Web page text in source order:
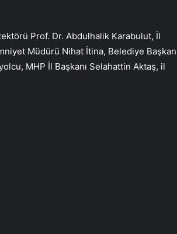
Prof. Dr. Abdulhalik Karabulut, İl
Müdürü Nihat İtina, Belediye Başkan
MHP İl Başkanı Selahattin Aktaş, il